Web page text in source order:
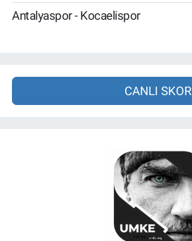
Antalyaspor - Kocaelispor
CANLI SKOR